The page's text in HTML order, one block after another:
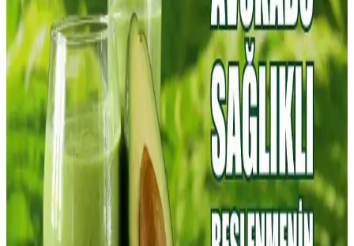
Yaşamda Önemi
Potasyum, sinir ve kas fonksiyonları, kalp sağlığı ve kan basıncı
düzeninde hayati öneme sahip bir mineraldir. Günlük beslenmede
muz, patates ve yeşil sebzelerle potasyum alımını artırmak sağlıklı
yaşam için önemlidir.
Potasyum İçeren Gıdalar ve Sağlık Üzerindeki
Faydaları Rehberi
Potasyum, vücut fonksiyonları için önemli mineral, yüksek
potasyumlu gıdalar ve sağlık faydaları hakkında detaylı rehber.
Potasyum Zengini Yiyecekler ve Sağlığa Faydaları
Hakkında Kapsamlı Rehber